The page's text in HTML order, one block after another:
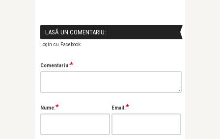
LASĂ UN COMENTARIU:
Login cu Facebook
Comentariu:*
Nume:* Email:*